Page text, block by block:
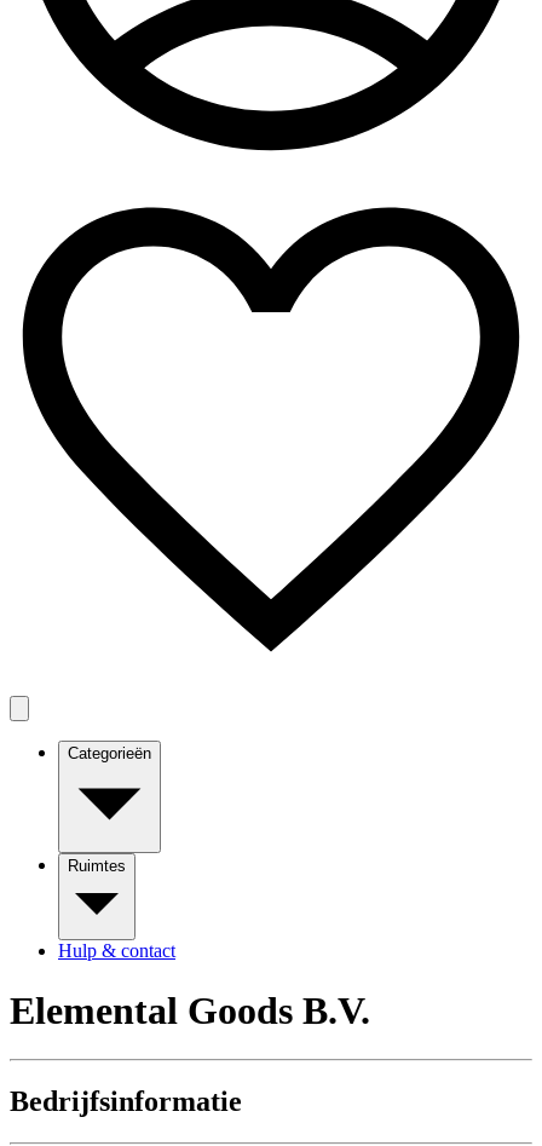
Categorieën
Ruimtes
Hulp & contact
Elemental Goods B.V.
Bedrijfsinformatie